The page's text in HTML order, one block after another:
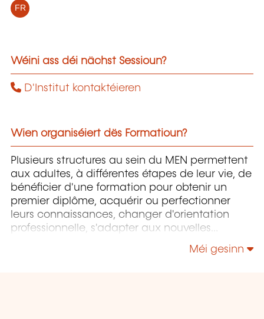
FR
Wéini ass déi nächst Sessioun?
D'Institut kontaktéieren
Wien organiséiert dës Formatioun?
Plusieurs structures au sein du MEN permettent
aux adultes, à différentes étapes de leur vie, de
bénéficier d'une formation pour obtenir un
premier diplôme, acquérir ou perfectionner
leurs connaissances, changer d'orientation
professionnelle, s'adapter aux nouvelles
technologies, enrichir leur culture personnelle...
Méi gesinn